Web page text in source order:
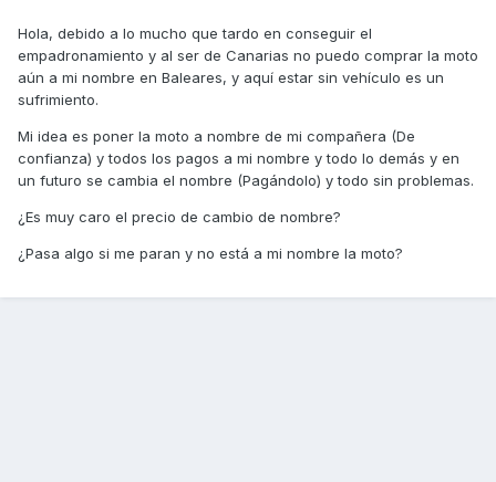
Hola, debido a lo mucho que tardo en conseguir el
empadronamiento y al ser de Canarias no puedo comprar la moto
aún a mi nombre en Baleares, y aquí estar sin vehículo es un
sufrimiento.
Mi idea es poner la moto a nombre de mi compañera (De
confianza) y todos los pagos a mi nombre y todo lo demás y en
un futuro se cambia el nombre (Pagándolo) y todo sin problemas.
¿Es muy caro el precio de cambio de nombre?
¿Pasa algo si me paran y no está a mi nombre la moto?